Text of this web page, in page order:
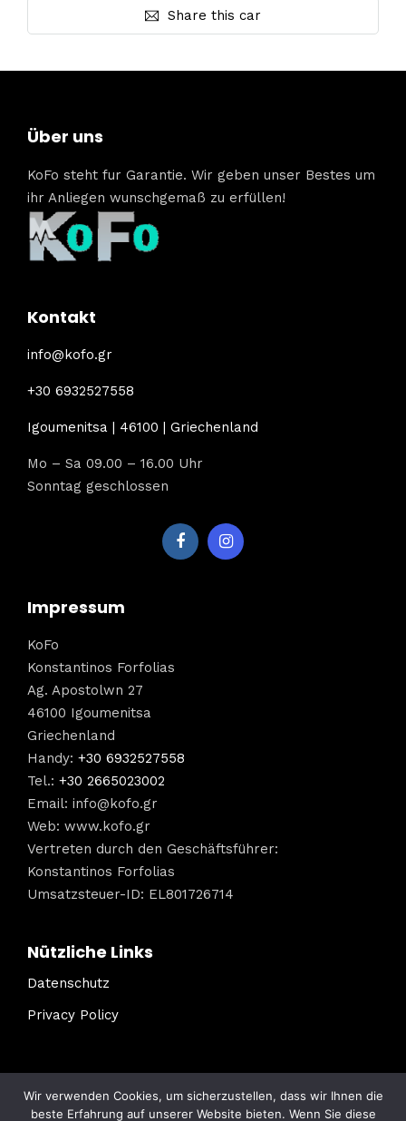
Share this car
Über uns
KoFo steht fur Garantie. Wir geben unser Bestes um
ihr Anliegen wunschgemaß zu erfüllen!
Kontakt
info@kofo.gr
+30 6932527558
Igoumenitsa | 46100 | Griechenland
Mo – Sa 09.00 – 16.00 Uhr
Sonntag geschlossen
Impressum
KoFo
Konstantinos Forfolias
Ag. Apostolwn 27
46100 Igoumenitsa
Griechenland
Handy: +30 6932527558
Tel.: +30 2665023002
Email: info@kofo.gr
Web: www.kofo.gr
Vertreten durch den Geschäftsführer:
Konstantinos Forfolias
Umsatzsteuer-ID: EL801726714
Nützliche Links
Datenschutz
Privacy Policy
Wir verwenden Cookies, um sicherzustellen, dass wir Ihnen die
beste Erfahrung auf unserer Website bieten. Wenn Sie diese